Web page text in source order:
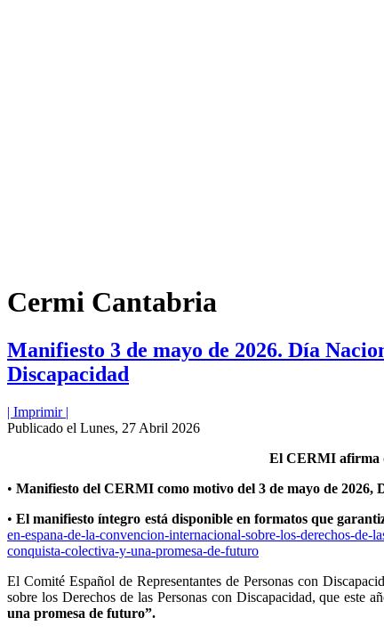
Cermi Cantabria
Manifiesto 3 de mayo de 2026. Día
Discapacidad
| Imprimir |
Publicado el Lunes, 27 Abril 2026
El CERMI afirma
• Manifiesto del CERMI como motivo del 3 de mayo de 2026,
•El manifiesto íntegro está disponible en formatos que
en-espana-de-la-convencion-internacional-sobre-los-derechos-de-
conquista-colectiva-y-una-promesa-de-futuro
El Comité Español de Representantes de Personas con
sobre los Derechos de las Personas con Discapacidad, que este
una promesa de futuro”.